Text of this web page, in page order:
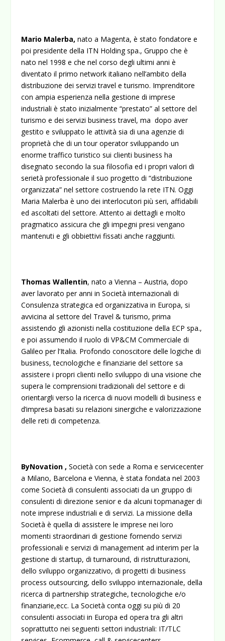
Mario Malerba,nato a Magenta, è stato fondatore e
poi presidente della ITN Holding spa., Gruppo che è
nato nel 1998 e che nel corso degli ultimi anni è
diventato il primo network italiano nell’ambito della
distribuzione dei servizi travel e turismo. Imprenditore
con ampia esperienza nella gestione di imprese
industriali è stato inizialmente “prestato” al settore del
turismo e dei servizi business travel, ma dopo aver
gestito e sviluppato le attività sia di una agenzie di
proprietà che di un tour operator sviluppando un
enorme traffico turistico sui clienti business ha
disegnato secondo la sua filosofia ed i propri valori di
serietà professionale il suo progetto di “distribuzione
organizzata” nel settore costruendo la rete ITN. Oggi
Maria Malerba è uno dei interlocutori più seri, affidabili
ed ascoltati del settore. Attento ai dettagli e molto
pragmatico assicura che gli impegni presi vengano
mantenuti e gli obbiettivi fissati anche raggiunti.
Thomas Wallentin, nato a Vienna – Austria, dopo
aver lavorato per anni in Società internazionali di
Consulenza strategica ed organizzativa in Europa, si
avvicina al settore del Travel & turismo, prima
assistendo gli azionisti nella costituzione della ECP spa.,
e poi assumendo il ruolo di VP&CM Commerciale di
Galileo per l’Italia. Profondo conoscitore delle logiche di
business, tecnologiche e finanziarie del settore sa
assistere i propri clienti nello sviluppo di una visione che
supera le comprensioni tradizionali del settore e di
orientargli verso la ricerca di nuovi modelli di business e
d’impresa basati su relazioni sinergiche e valorizzazione
delle reti di competenza.
ByNovation ,Società con sede a Roma e servicecenter
a Milano, Barcelona e Vienna, è stata fondata nel 2003
come Società di consulenti associati da un gruppo di
consulenti di direzione senior e da alcuni topmanager di
note imprese industriali e di servizi. La missione della
Società è quella di assistere le imprese nei loro
momenti straordinari di gestione fornendo servizi
professionali e servizi di management ad interim per la
gestione di startup, di turnaround, di ristrutturazioni,
dello sviluppo organizzativo, di progetti di business
process outsourcing, dello sviluppo internazionale, della
ricerca di partnership strategiche, tecnologiche e/o
finanziarie,ecc. La Società conta oggi su più di 20
consulenti associati in Europa ed opera tra gli altri
soprattutto nei seguenti settori industriali: IT/TLC